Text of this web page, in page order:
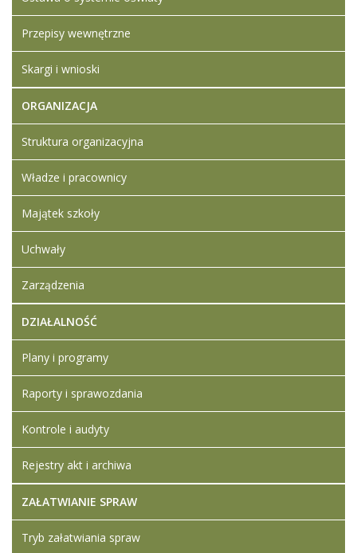
zmieniony.
Dodane
FORMULARZ
CENOWY
ŚRODKI
SWZ zapytanie
ofertowe środki
czystości
ZSL.D.271.2.2024
Klauzula
RODO
czwartek,
styczeń
10:33
Ledwójcik
Przepisy wewnętrzne
Skargi i wnioski
ORGANIZACJA
Struktura organizacyjna
Władze i pracownicy
Majątek szkoły
Uchwały
Zarządzenia
DZIAŁALNOŚĆ
Plany i programy
Raporty i sprawozdania
Kontrole i audyty
Rejestry akt i archiwa
ZAŁATWIANIE SPRAW
Tryb załatwiania spraw